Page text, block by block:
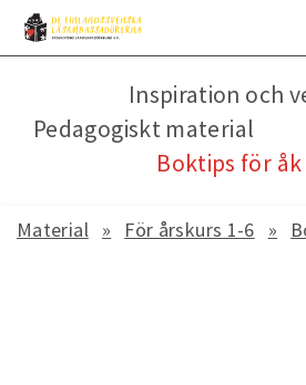
Material För årskurs 1-6
Inspiration och
Pedagogiskt material
Boktips för åk